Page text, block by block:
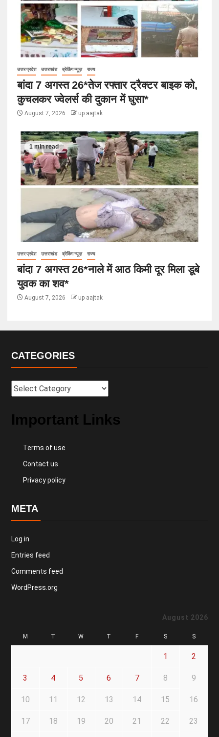
उत्तर प्रदेश उत्तराखंड ब्रेकिंग न्यूज़ राज्य
बांदा 7 अगस्त 26*तेज रफ्तार ट्रैक्टर बाइक को,
कुचलकर ज्वेलर्स की दुकान में घुसा*
August 7, 2026 up aajtak
1 min read
उत्तर प्रदेश उत्तराखंड ब्रेकिंग न्यूज़ राज्य
बांदा 7 अगस्त 26*नाले में आठ किमी दूर मिला डूबे
युवक का शव*
August 7, 2026 up aajtak
CATEGORIES
Important Links
Terms of use
Contact us
Privacy policy
META
Log in
Entries feed
Comments feed
WordPress.org
August 2026
M T W T F S S
1 2
3 4 5 6 7 8 9
10 11 12 13 14 15 16
17 18 19 20 21 22 23